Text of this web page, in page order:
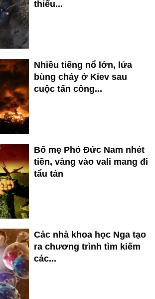
thiếu...
Nhiều tiếng nổ lớn, lửa
bùng cháy ở Kiev sau
cuộc tấn công...
Bố mẹ Phó Đức Nam nhét
tiền, vàng vào vali mang đi
tẩu tán
Các nhà khoa học Nga tạo
ra chương trình tìm kiếm
các...